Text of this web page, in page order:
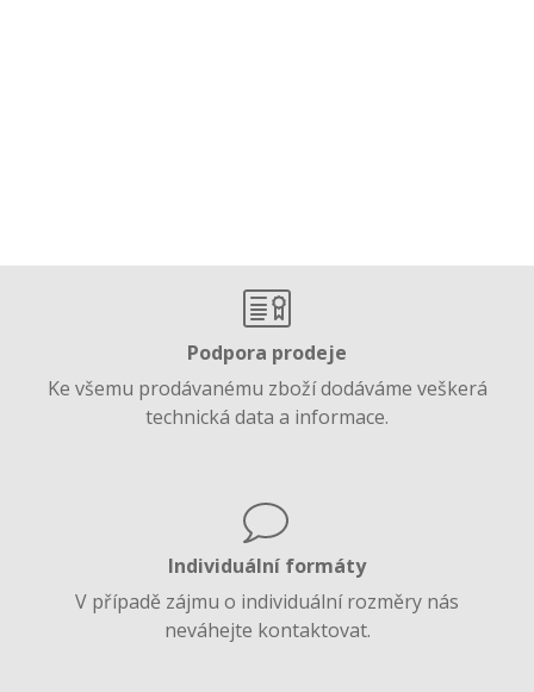
Podpora prodeje
Ke všemu prodávanému zboží dodáváme veškerá
technická data a informace.
Individuální formáty
V případě zájmu o individuální rozměry nás
neváhejte kontaktovat.